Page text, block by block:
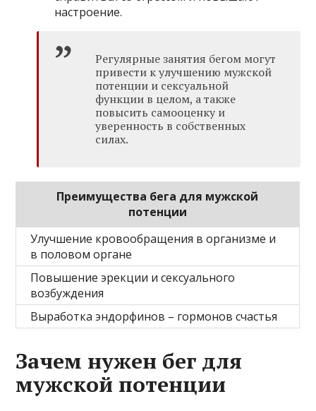
настроение.
Регулярные занятия бегом могут
привести к улучшению мужской
потенции и сексуальной
функции в целом, а также
повысить самооценку и
уверенность в собственных
силах.
Преимущества бега для мужской
потенции
Улучшение кровообращения в организме и
в половом органе
Повышение эрекции и сексуального
возбуждения
Выработка эндорфинов – гормонов счастья
Зачем нужен бег для
мужской потенции